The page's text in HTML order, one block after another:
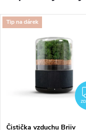
Tip na dárek
Čistička vzduchu Briiv